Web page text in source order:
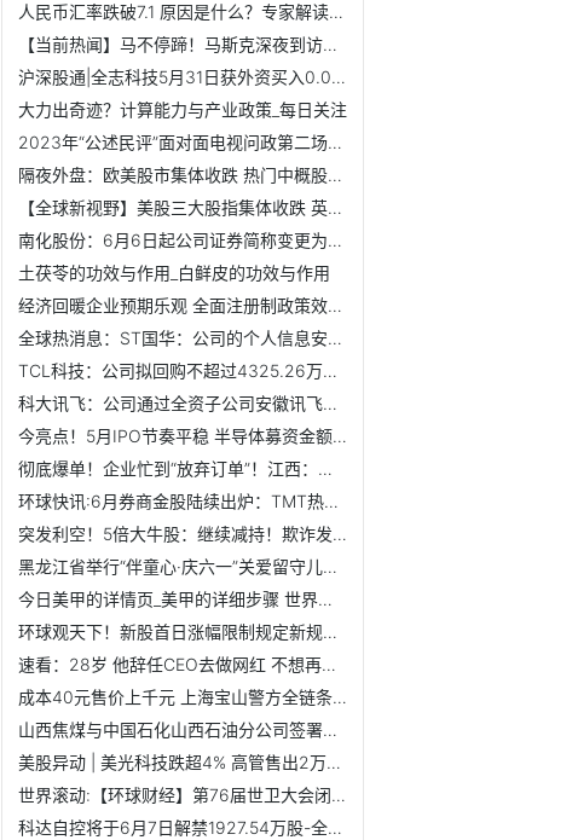
人民币汇率跌破7.1 原因是什么？专家解读 每日速递
【当前热闻】马不停蹄！马斯克深夜到访上海超级工厂 行程有...
沪深股通|全志科技5月31日获外资买入0.01%股份
大力出奇迹？计算能力与产业政策_每日关注
2023年“公述民评”面对面电视问政第二场聚焦“拼经济——营...
隔夜外盘：欧美股市集体收跌 热门中概股多数走低 国际油价...
【全球新视野】美股三大股指集体收跌 英伟达大跌5.68%
南化股份：6月6日起公司证券简称变更为华锡有色|环球新资讯
土茯苓的功效与作用_白鲜皮的功效与作用
经济回暖企业预期乐观 全面注册制政策效应凸显 近140家公司...
全球热消息：ST国华：公司的个人信息安全检测产品在运行检测...
TCL科技：公司拟回购不超过4325.26万股公司股份-讯息
科大讯飞：公司通过全资子公司安徽讯飞云创科技有限公司间接...
今亮点！5月IPO节奏平稳 半导体募资金额占比过半 新股上市...
彻底爆单！企业忙到“放弃订单”！江西：需求回暖 碳酸锂企...
环球快讯:6月券商金股陆续出炉：TMT热度降温 “中特估”成热...
突发利空！5倍大牛股：继续减持！欺诈发行 2家科创板公司强...
黑龙江省举行“伴童心·庆六一”关爱留守儿童活动 全球即时看
今日美甲的详情页_美甲的详细步骤 世界时讯
环球观天下！新股首日涨幅限制规定新规2021_新股首日涨幅限制规定
速看：28岁 他辞任CEO去做网红 不想再被定义
成本40元售价上千元 上海宝山警方全链条捣毁一生产、运输、...
山西焦煤与中国石化山西石油分公司签署合作协议-环球看热讯
美股异动 | 美光科技跌超4% 高管售出2万股普通股 全球微动态
世界滚动:【环球财经】第76届世卫大会闭幕 达成多项决定和决议
科达自控将于6月7日解禁1927.54万股-全球今亮点